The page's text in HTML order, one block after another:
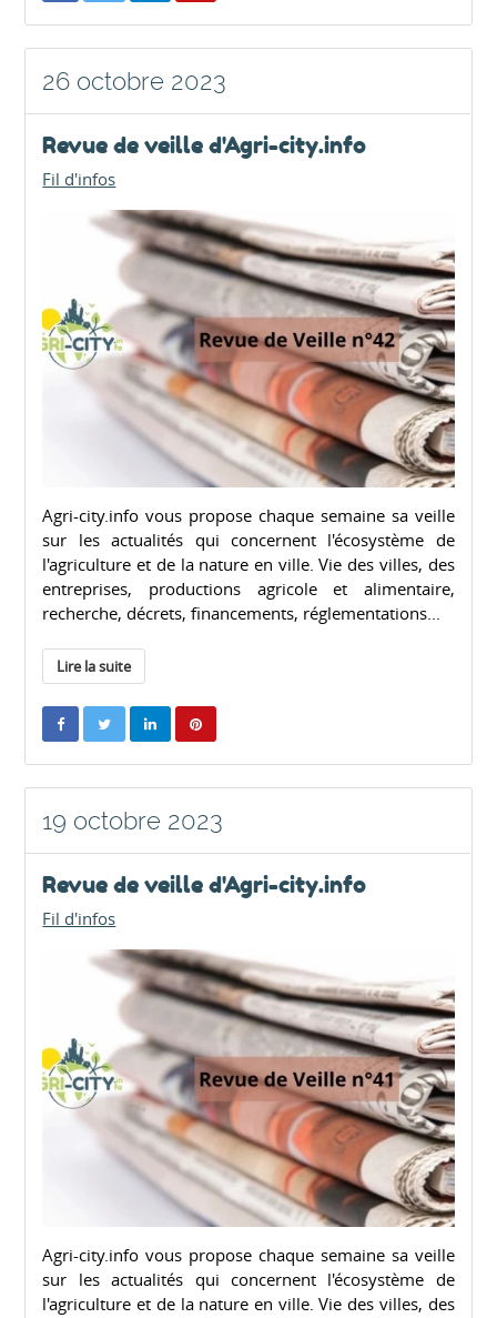
26 octobre 2023
Revue de veille d'Agri-city.info
Fil d'infos
Agri-city.info vous propose chaque semaine sa veille
sur les actualités qui concernent l'écosystème de
l'agriculture et de la nature en ville. Vie des villes, des
entreprises, productions agricole et alimentaire,
recherche, décrets, financements, réglementations...
Lire la suite
19 octobre 2023
Revue de veille d'Agri-city.info
Fil d'infos
Agri-city.info vous propose chaque semaine sa veille
sur les actualités qui concernent l'écosystème de
l'agriculture et de la nature en ville. Vie des villes, des